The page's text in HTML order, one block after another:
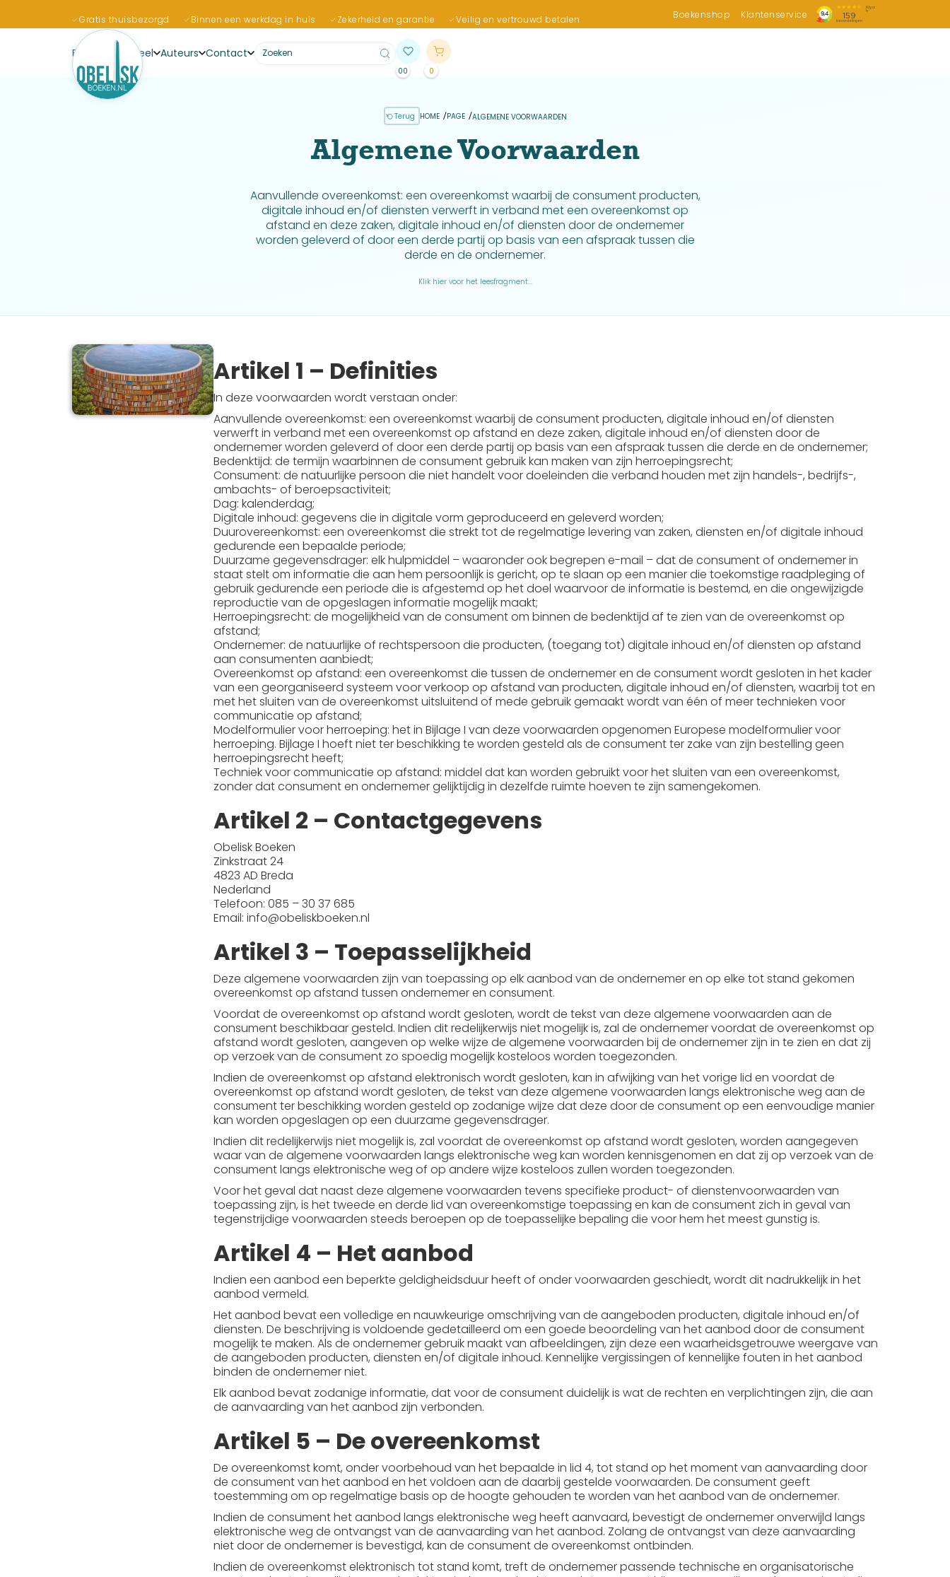
Gratis thuisbezorgd Binnen een werkdag in huis Zekerheid en garantie Veilig en vertrouwd betalen Boekenshop Klantenservice
Boeken Actueel Auteurs Contact
00 0
Terug HOME PAGE ALGEMENE VOORWAARDEN
Algemene Voorwaarden
Aanvullende overeenkomst: een overeenkomst waarbij de consument producten,
digitale inhoud en/of diensten verwerft in verband met een overeenkomst op
afstand en deze zaken, digitale inhoud en/of diensten door de ondernemer
worden geleverd of door een derde partij op basis van een afspraak tussen die
derde en de ondernemer.
Klik hier voor het leesfragment...
Artikel 1 – Definities
In deze voorwaarden wordt verstaan onder:
Aanvullende overeenkomst: een overeenkomst waarbij de consument producten, digitale inhoud en/of diensten
verwerft in verband met een overeenkomst op afstand en deze zaken, digitale inhoud en/of diensten door de
ondernemer worden geleverd of door een derde partij op basis van een afspraak tussen die derde en de ondernemer;
Bedenktijd: de termijn waarbinnen de consument gebruik kan maken van zijn herroepingsrecht;
Consument: de natuurlijke persoon die niet handelt voor doeleinden die verband houden met zijn handels-, bedrijfs-,
ambachts- of beroepsactiviteit;
Dag: kalenderdag;
Digitale inhoud: gegevens die in digitale vorm geproduceerd en geleverd worden;
Duurovereenkomst: een overeenkomst die strekt tot de regelmatige levering van zaken, diensten en/of digitale inhoud
gedurende een bepaalde periode;
Duurzame gegevensdrager: elk hulpmiddel – waaronder ook begrepen e-mail – dat de consument of ondernemer in
staat stelt om informatie die aan hem persoonlijk is gericht, op te slaan op een manier die toekomstige raadpleging of
gebruik gedurende een periode die is afgestemd op het doel waarvoor de informatie is bestemd, en die ongewijzigde
reproductie van de opgeslagen informatie mogelijk maakt;
Herroepingsrecht: de mogelijkheid van de consument om binnen de bedenktijd af te zien van de overeenkomst op
afstand;
Ondernemer: de natuurlijke of rechtspersoon die producten, (toegang tot) digitale inhoud en/of diensten op afstand
aan consumenten aanbiedt;
Overeenkomst op afstand: een overeenkomst die tussen de ondernemer en de consument wordt gesloten in het kader
van een georganiseerd systeem voor verkoop op afstand van producten, digitale inhoud en/of diensten, waarbij tot en
met het sluiten van de overeenkomst uitsluitend of mede gebruik gemaakt wordt van één of meer technieken voor
communicatie op afstand;
Modelformulier voor herroeping: het in Bijlage I van deze voorwaarden opgenomen Europese modelformulier voor
herroeping. Bijlage I hoeft niet ter beschikking te worden gesteld als de consument ter zake van zijn bestelling geen
herroepingsrecht heeft;
Techniek voor communicatie op afstand: middel dat kan worden gebruikt voor het sluiten van een overeenkomst,
zonder dat consument en ondernemer gelijktijdig in dezelfde ruimte hoeven te zijn samengekomen.
Artikel 2 – Contactgegevens
Obelisk Boeken
Zinkstraat 24
4823 AD Breda
Nederland
Telefoon: 085 – 30 37 685
Email: info@obeliskboeken.nl
Artikel 3 – Toepasselijkheid
Deze algemene voorwaarden zijn van toepassing op elk aanbod van de ondernemer en op elke tot stand gekomen
overeenkomst op afstand tussen ondernemer en consument.
Voordat de overeenkomst op afstand wordt gesloten, wordt de tekst van deze algemene voorwaarden aan de
consument beschikbaar gesteld. Indien dit redelijkerwijs niet mogelijk is, zal de ondernemer voordat de overeenkomst op
afstand wordt gesloten, aangeven op welke wijze de algemene voorwaarden bij de ondernemer zijn in te zien en dat zij
op verzoek van de consument zo spoedig mogelijk kosteloos worden toegezonden.
Indien de overeenkomst op afstand elektronisch wordt gesloten, kan in afwijking van het vorige lid en voordat de
overeenkomst op afstand wordt gesloten, de tekst van deze algemene voorwaarden langs elektronische weg aan de
consument ter beschikking worden gesteld op zodanige wijze dat deze door de consument op een eenvoudige manier
kan worden opgeslagen op een duurzame gegevensdrager.
Indien dit redelijkerwijs niet mogelijk is, zal voordat de overeenkomst op afstand wordt gesloten, worden aangegeven
waar van de algemene voorwaarden langs elektronische weg kan worden kennisgenomen en dat zij op verzoek van de
consument langs elektronische weg of op andere wijze kosteloos zullen worden toegezonden.
Voor het geval dat naast deze algemene voorwaarden tevens specifieke product- of dienstenvoorwaarden van
toepassing zijn, is het tweede en derde lid van overeenkomstige toepassing en kan de consument zich in geval van
tegenstrijdige voorwaarden steeds beroepen op de toepasselijke bepaling die voor hem het meest gunstig is.
Artikel 4 – Het aanbod
Indien een aanbod een beperkte geldigheidsduur heeft of onder voorwaarden geschiedt, wordt dit nadrukkelijk in het
aanbod vermeld.
Het aanbod bevat een volledige en nauwkeurige omschrijving van de aangeboden producten, digitale inhoud en/of
diensten. De beschrijving is voldoende gedetailleerd om een goede beoordeling van het aanbod door de consument
mogelijk te maken. Als de ondernemer gebruik maakt van afbeeldingen, zijn deze een waarheidsgetrouwe weergave van
de aangeboden producten, diensten en/of digitale inhoud. Kennelijke vergissingen of kennelijke fouten in het aanbod
binden de ondernemer niet.
Elk aanbod bevat zodanige informatie, dat voor de consument duidelijk is wat de rechten en verplichtingen zijn, die aan
de aanvaarding van het aanbod zijn verbonden.
Artikel 5 – De overeenkomst
De overeenkomst komt, onder voorbehoud van het bepaalde in lid 4, tot stand op het moment van aanvaarding door
de consument van het aanbod en het voldoen aan de daarbij gestelde voorwaarden. De consument geeft
toestemming om op regelmatige basis op de hoogte gehouden te worden van het aanbod van de ondernemer.
Indien de consument het aanbod langs elektronische weg heeft aanvaard, bevestigt de ondernemer onverwijld langs
elektronische weg de ontvangst van de aanvaarding van het aanbod. Zolang de ontvangst van deze aanvaarding
niet door de ondernemer is bevestigd, kan de consument de overeenkomst ontbinden.
Indien de overeenkomst elektronisch tot stand komt, treft de ondernemer passende technische en organisatorische